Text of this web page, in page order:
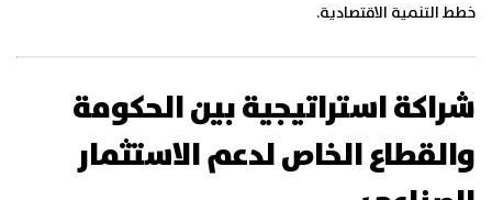
خطط التنمية الاقتصادية.
شراكة استراتيجية بين الحكومة
والقطاع الخاص لدعم الاستثمار